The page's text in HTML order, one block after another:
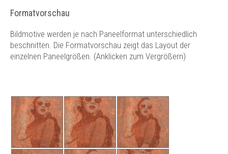
Formatvorschau
Bildmotive werden je nach Paneelformat unterschiedlich
beschnitten. Die Formatvorschau zeigt das Layout der
einzelnen Paneelgrößen. (Anklicken zum Vergrößern)